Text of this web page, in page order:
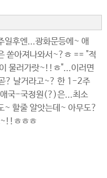
후엔...광화문등에~ 애
쏟아져나와서~?ㅎ == "적
물러가랏~!!ㅎ"...이러면
? 날거라고~? 한 1-2주
국-국정원(?)은...최소
할줄 알앗는데~ 아무도?
~!!ㅎㅎㅎ